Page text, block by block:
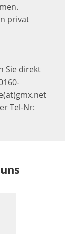
privat
Sie direkt
Tel-Nr: